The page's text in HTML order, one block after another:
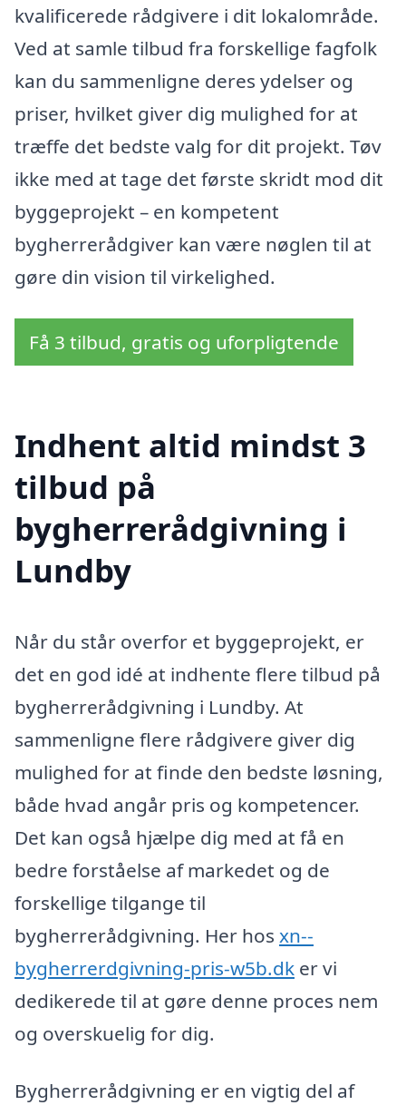
kvalificerede rådgivere i dit lokalområde.
Ved at samle tilbud fra forskellige fagfolk
kan du sammenligne deres ydelser og
priser, hvilket giver dig mulighed for at
træffe det bedste valg for dit projekt. Tøv
ikke med at tage det første skridt mod dit
byggeprojekt – en kompetent
bygherrerådgiver kan være nøglen til at
gøre din vision til virkelighed.
Få 3 tilbud, gratis og uforpligtende
Indhent altid mindst 3
tilbud på
bygherrerådgivning i
Lundby
Når du står overfor et byggeprojekt, er
det en god idé at indhente flere tilbud på
bygherrerådgivning i Lundby. At
sammenligne flere rådgivere giver dig
mulighed for at finde den bedste løsning,
både hvad angår pris og kompetencer.
Det kan også hjælpe dig med at få en
bedre forståelse af markedet og de
forskellige tilgange til
bygherrerådgivning. Her hos xn--
bygherrerdgivning-pris-w5b.dk er vi
dedikerede til at gøre denne proces nem
og overskuelig for dig.
Bygherrerådgivning er en vigtig del af